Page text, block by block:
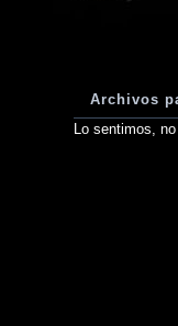
Archivos
Lo sentimos,